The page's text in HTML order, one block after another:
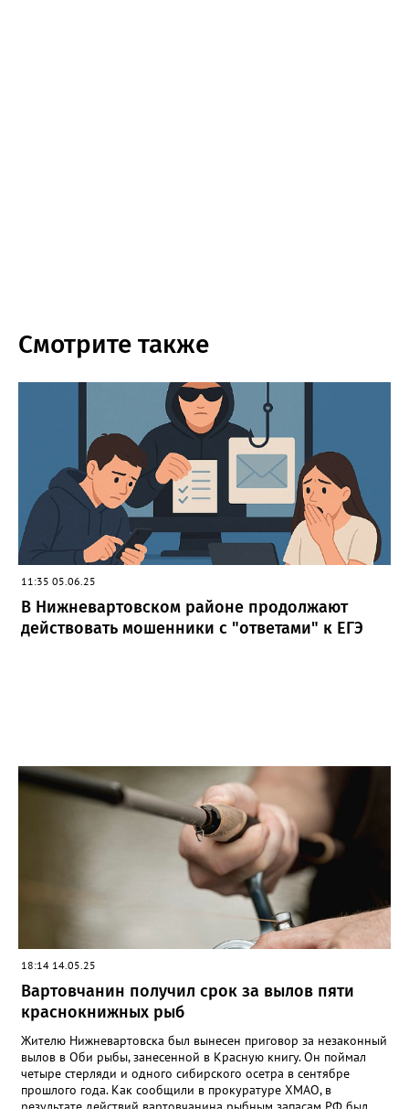
Смотрите также
11:35 05.06.25
В Нижневартовском районе продолжают
действовать мошенники с "ответами" к ЕГЭ
18:14 14.05.25
Вартовчанин получил срок за вылов пяти
краснокнижных рыб
Жителю Нижневартовска был вынесен приговор за незаконный
вылов в Оби рыбы, занесенной в Красную книгу. Он поймал
четыре стерляди и одного сибирского осетра в сентябре
прошлого года. Как сообщили в прокуратуре ХМАО, в